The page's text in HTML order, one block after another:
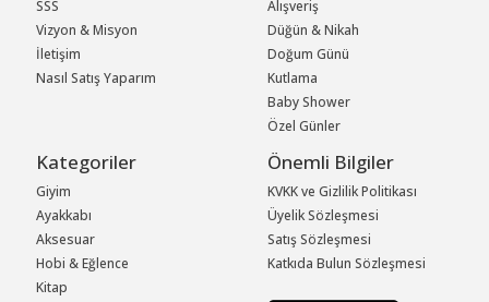
SSS
Vizyon & Misyon
İletişim
Nasıl Satış Yaparım
Alışveriş
Düğün & Nikah
Doğum Günü
Kutlama
Baby Shower
Özel Günler
Kategoriler
Giyim
Ayakkabı
Aksesuar
Hobi & Eğlence
Kitap
Önemli Bilgiler
KVKK ve Gizlilik Politikası
Üyelik Sözleşmesi
Satış Sözleşmesi
Katkıda Bulun Sözleşmesi